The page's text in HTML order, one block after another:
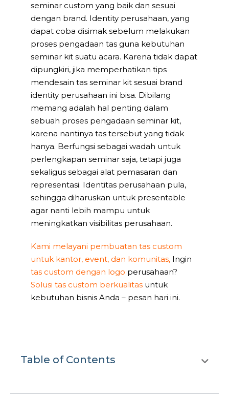
seminar custom yang baik dan sesuai
dengan brand. Identity perusahaan, yang
dapat coba disimak sebelum melakukan
proses pengadaan tas guna kebutuhan
seminar kit suatu acara. Karena tidak dapat
dipungkiri, jika memperhatikan tips
mendesain tas seminar kit sesuai brand
identity perusahaan ini bisa. Dibilang
memang adalah hal penting dalam
sebuah proses pengadaan seminar kit,
karena nantinya tas tersebut yang tidak
hanya. Berfungsi sebagai wadah untuk
perlengkapan seminar saja, tetapi juga
sekaligus sebagai alat pemasaran dan
representasi. Identitas perusahaan pula,
sehingga diharuskan untuk presentable
agar nanti lebih mampu untuk
meningkatkan visibilitas perusahaan.
Kami melayani pembuatan tas custom
untuk kantor, event, dan komunitas, Ingin
tas custom dengan logo perusahaan?
Solusi tas custom berkualitas untuk
kebutuhan bisnis Anda – pesan hari ini.
Table of Contents